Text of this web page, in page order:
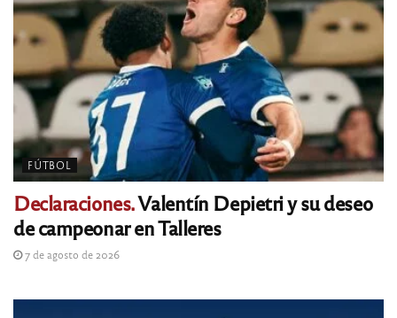
FÚTBOL
Declaraciones.Valentín Depietri y su deseo
de campeonar en Talleres
7 de agosto de 2026